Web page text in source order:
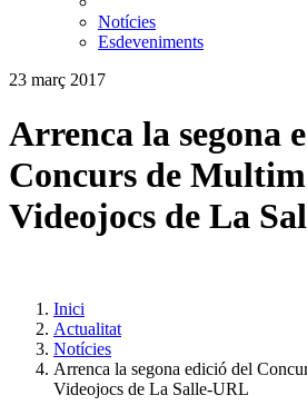
Notícies
Esdeveniments
23 març 2017
Arrenca la segona
Concurs de
Videojocs de La
Inici
Actualitat
Notícies
Arrenca la segona edició del
Videojocs de La Salle-URL